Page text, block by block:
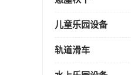
儿童乐园设备
轨道滑车